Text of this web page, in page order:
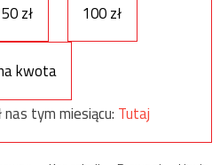
50 zł 100 zł
kwota
tym miesiącu: Tutaj